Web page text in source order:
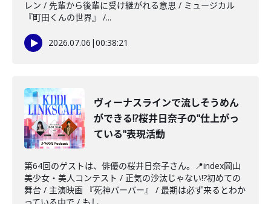
レン / 先輩から後輩に受け継がれる意思 / ミュージカル
『町田くんの世界』 /...
2026.07.06 |00:38:21
ヴィーナスラインで流しそうめん
ができる!?桜井日奈子の"仕上がっ
ている"表現活動
第64回のゲストは、俳優の桜井日奈子さん。📍index岡山
美少女・美人コンテスト / 正気の沙汰じゃない!?初めての
舞台 / 主演映画 『死神バーバー』 / 最期は必ず来るとわか